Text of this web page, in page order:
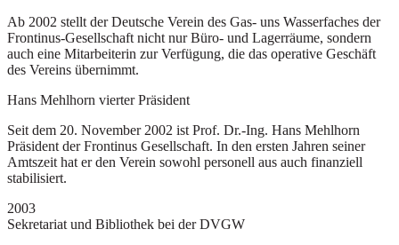
Ab 2002 stellt der Deutsche Verein des Gas- uns Wasserfaches der
Frontinus-Gesellschaft nicht nur Büro- und Lagerräume, sondern
auch eine Mitarbeiterin zur Verfügung, die das operative Geschäft
des Vereins übernimmt.
Hans Mehlhorn vierter Präsident
Seit dem 20. November 2002 ist Prof. Dr.-Ing. Hans Mehlhorn
Präsident der Frontinus Gesellschaft. In den ersten Jahren seiner
Amtszeit hat er den Verein sowohl personell aus auch finanziell
stabilisiert.
2003
Sekretariat und Bibliothek bei der DVGW